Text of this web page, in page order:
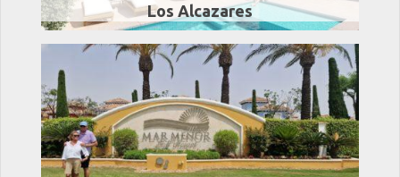
Los Alcazares